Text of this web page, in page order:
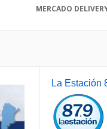
MERCADO
La Estación